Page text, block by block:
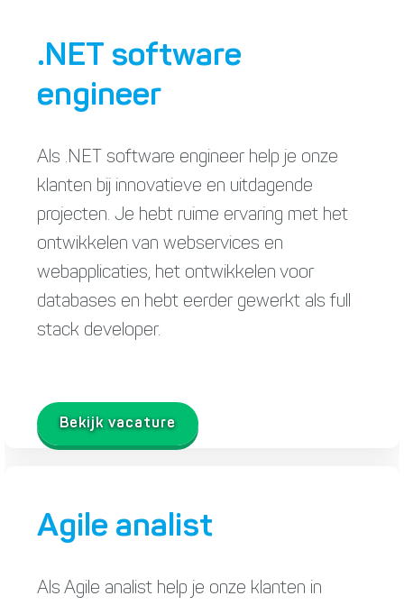
.NET software
engineer
Als .NET software engineer help je onze
klanten bij innovatieve en uitdagende
projecten. Je hebt ruime ervaring met het
ontwikkelen van webservices en
webapplicaties, het ontwikkelen voor
databases en hebt eerder gewerkt als full
stack developer.
Bekijk vacature
Agile analist
Als Agile analist help je onze klanten in